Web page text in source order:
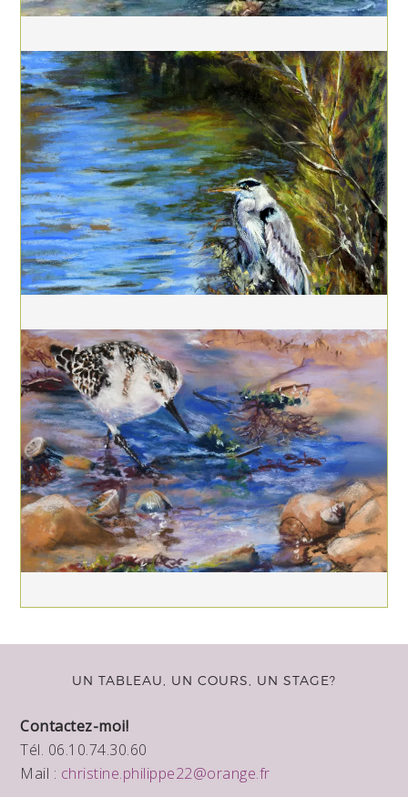
UN TABLEAU, UN COURS, UN STAGE?
Contactez-moi!
Tél. 06.10.74.30.60
Mail : christine.philippe22@orange.fr